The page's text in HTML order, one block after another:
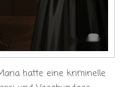
hatte eine kriminelle